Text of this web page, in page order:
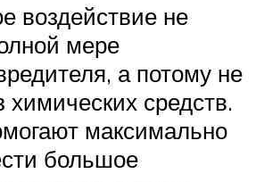
воздействие не
мере
а потому не
химических средств.
максимально
большое